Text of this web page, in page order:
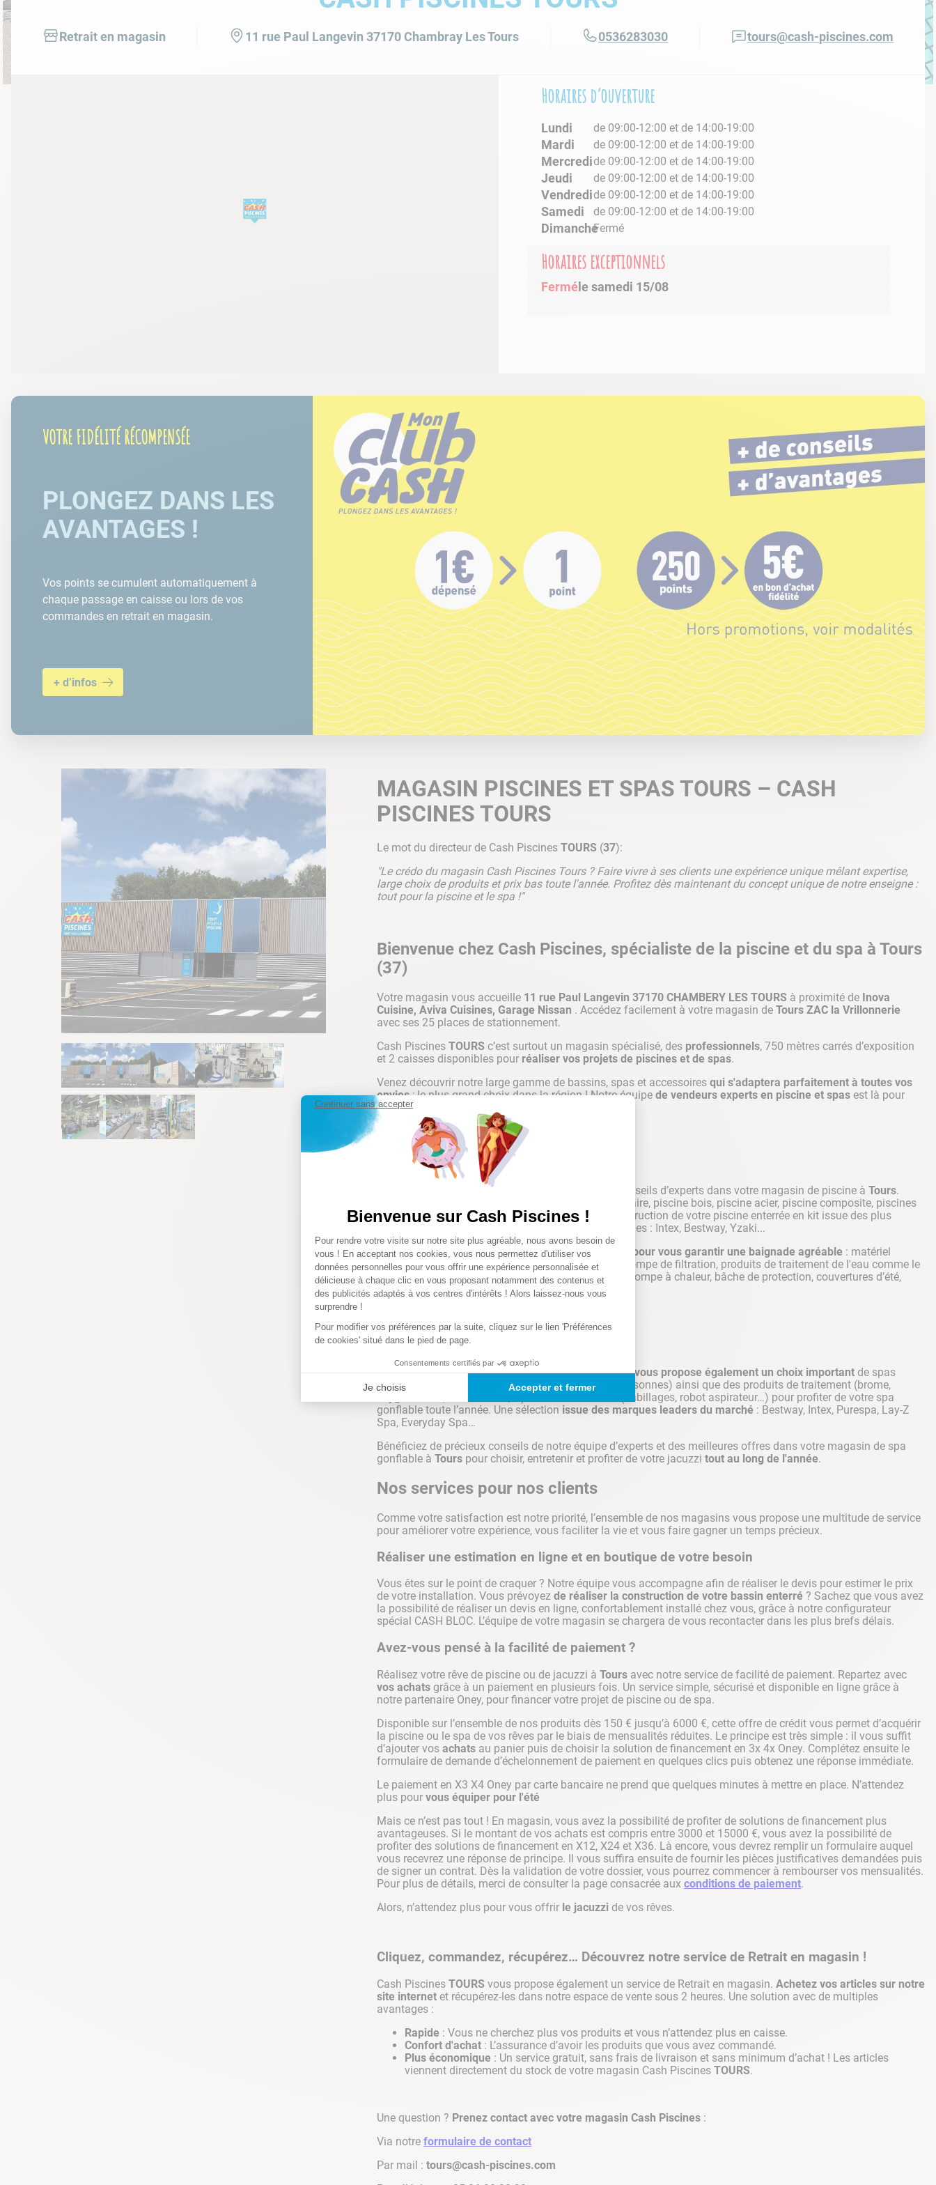
Retrait en magasin 11 rue Paul Langevin 37170Chambray Les Tours 0536283030 tours@cash-piscines.com
Horaires d’ouverture
Lundi de 09:00-12:00 et de 14:00-19:00
Mardi de 09:00-12:00 et de 14:00-19:00
Mercredide 09:00-12:00 et de 14:00-19:00
Jeudi de 09:00-12:00 et de 14:00-19:00
Vendredide 09:00-12:00 et de 14:00-19:00
Samedi de 09:00-12:00 et de 14:00-19:00
DimancheFermé
Horaires exceptionnels
Ferméle samedi 15/08
VOTRE FIDÉLITÉ RÉCOMPENSÉE
PLONGEZ DANS LES
AVANTAGES !
Vos points se cumulent automatiquement à
chaque passage en caisse ou lors de vos
commandes en retrait en magasin.
+ d’infos
MAGASIN PISCINES ET SPAS TOURS – CASH
PISCINES TOURS
Le mot du directeur de Cash Piscines TOURS (37):
"Le crédo du magasin Cash Piscines Tours ? Faire vivre à ses clients une expérience unique mêlant expertise,
large choix de produits et prix bas toute l'année. Profitez dès maintenant du concept unique de notre enseigne :
tout pour la piscine et le spa !"
Bienvenue chez Cash Piscines, spécialiste de la piscine et du spa à Tours
(37)
Votre magasin vous accueille 11 rue Paul Langevin 37170 CHAMBERY LES TOURS à proximité de Inova
Cuisine, Aviva Cuisines, Garage Nissan . Accédez facilement à votre magasin de Tours ZAC la Vrillonnerie
avec ses 25 places de stationnement.
Cash Piscines TOURS c’est surtout un magasin spécialisé, des professionnels, 750 mètres carrés d’exposition
et 2 caisses disponibles pour réaliser vos projets de piscines et de spas.
Venez découvrir notre large gamme de bassins, spas et accessoires qui s'adaptera parfaitement à toutes vos
envies; le plus grand choix dans la région ! Notre équipe de vendeurs experts en piscine et spasest là pour
donner vie à vos projets
Magasin Piscine Tours
Bénéficiez d’une large sélection de produits et de conseils d’experts dans votre magasin de piscine à Tours.
Venez découvrir notre large gamme de piscine tubulaire, piscine bois, piscine acier, piscine composite, piscines
autoportées mais aussi tout le matériel pour la construction de votre piscine enterrée en kit issue des plus
grandes marques de piscines et de matériel de piscines : Intex, Bestway, Yzaki...
Nous vous proposons également tous les éléments pour vous garantir une baignade agréable : matériel
d’entretien (robots électriques, aspirateurs piscine, pompe de filtration, produits de traitement de l'eau comme le
chlore, le brome, …), équipements (robot de piscine, pompe à chaleur, bâche de protection, couvertures d’été,
dispositif de sécurité…) et jeux.
Magasin Spas Tours
TOURS dispose d'un stock important|vous propose également un choix importantde spas
gonflables (du jacuzzi rond au spa carré de 4 à 8 personnes) ainsi que des produits de traitement (brome,
oxygène actif, anti-mousse, …) et des accessoires (habillages, robot aspirateur…) pour profiter de votre spa
gonflable toute l’année. Une sélection issue des marques leaders du marché : Bestway, Intex, Purespa, Lay-Z
Spa, Everyday Spa…
Bénéficiez de précieux conseils de notre équipe d’experts et des meilleures offres dans votre magasin de spa
gonflable à Tourspour choisir, entretenir et profiter de votre jacuzzi tout au long de l'année.
Nos services pour nos clients
Comme votre satisfaction est notre priorité, l’ensemble de nos magasins vous propose une multitude de service
pour améliorer votre expérience, vous faciliter la vie et vous faire gagner un temps précieux.
Réaliser une estimation en ligne et en boutique de votre besoin
Vous êtes sur le point de craquer ? Notre équipe vous accompagne afin de réaliser le devis pour estimer le prix
de votre installation. Vous prévoyez de réaliser la construction de votre bassin enterré ? Sachez que vous avez
la possibilité de réaliser un devis en ligne, confortablement installé chez vous, grâce à notre configurateur
spécial CASH BLOC. L’équipe de votre magasin se chargera de vous recontacter dans les plus brefs délais.
Avez-vous pensé à la facilité de paiement ?
Réalisez votre rêve de piscine ou de jacuzzi à Toursavec notre service de facilité de paiement. Repartez avec
vos achatsgrâce à un paiement en plusieurs fois. Un service simple, sécurisé et disponible en ligne grâce à
notre partenaire Oney, pour financer votre projet de piscine ou de spa.
Disponible sur l’ensemble de nos produits dès 150 € jusqu’à 6000 €, cette offre de crédit vous permet d’acquérir
la piscine ou le spa de vos rêves par le biais de mensualités réduites. Le principe est très simple : il vous suffit
d’ajouter vos achatsau panier puis de choisir la solution de financement en 3x 4x Oney. Complétez ensuite le
formulaire de demande d’échelonnement de paiement en quelques clics puis obtenez une réponse immédiate.
Le paiement en X3 X4 Oney par carte bancaire ne prend que quelques minutes à mettre en place. N’attendez
plus pour vous équiper pour l'été
Mais ce n’est pas tout ! En magasin, vous avez la possibilité de profiter de solutions de financement plus
avantageuses. Si le montant de vos achats est compris entre 3000 et 15000 €, vous avez la possibilité de
profiter des solutions de financement en X12, X24 et X36. Là encore, vous devrez remplir un formulaire auquel
vous recevrez une réponse de principe. Il vous suffira ensuite de fournir les pièces justificatives demandées puis
de signer un contrat. Dès la validation de votre dossier, vous pourrez commencer à rembourser vos mensualités.
Pour plus de détails, merci de consulter la page consacrée aux conditions de paiement.
Alors, n’attendez plus pour vous offrir le jacuzzi de vos rêves.
Cliquez, commandez, récupérez… Découvrez notre service de Retrait en magasin !
Cash Piscines TOURS vous propose également un service de Retrait en magasin. Achetez vos articles sur notre
site internetet récupérez-les dans notre espace de vente sous 2 heures. Une solution avec de multiples
avantages :
Rapide : Vous ne cherchez plus vos produits et vous n’attendez plus en caisse.
Confort d'achat: L’assurance d’avoir les produits que vous avez commandé.
Plus économique : Un service gratuit, sans frais de livraison et sans minimum d’achat ! Les articles
viennent directement du stock de votre magasin Cash Piscines TOURS.
Une question ? Prenez contact avec votre magasin Cash Piscines:
Via notre formulaire de contact
Par mail : tours@cash-piscines.com
Continuer sans accepter
Bienvenue sur Cash Piscines !
Plateforme de Gestion du Consentement : Personnalisez vos Options
Pour rendre votre visite sur notre site plus agréable, nous avons besoin de
vous ! En acceptant nos cookies, vous nous permettez d'utiliser vos
données personnelles pour vous offrir une expérience personnalisée et
délicieuse à chaque clic en vous proposant notamment des contenus et
des publicités adaptés à vos centres d'intérêts ! Alors laissez-nous vous
surprendre !
Pour modifier vos préférences par la suite, cliquez sur le lien 'Préférences
de cookies' situé dans le pied de page.
Consentements certifiés par
Je choisis Accepter et fermer
Axeptio consent